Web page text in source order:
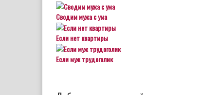
Сводим мужа с ума
Если нет квартиры
Если муж трудоголик